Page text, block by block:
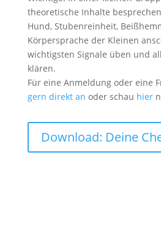
theoretische Inhalte
Hund, Stubenreinheit,
Körpersprache der Kleinen
wichtigsten Signale üben und
klären.
Für eine Anmeldung oder eine
gern direkt an oder schau hier
Download: Deine